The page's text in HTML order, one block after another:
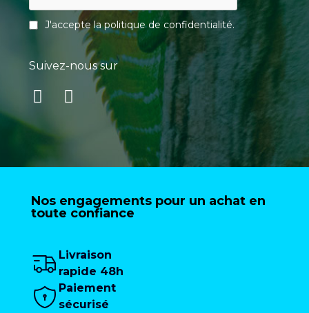
J'accepte lapolitique de confidentialité.
Suivez-nous sur
Nos engagements pour un achat en
toute confiance
Livraison
rapide 48h
Paiement
sécurisé